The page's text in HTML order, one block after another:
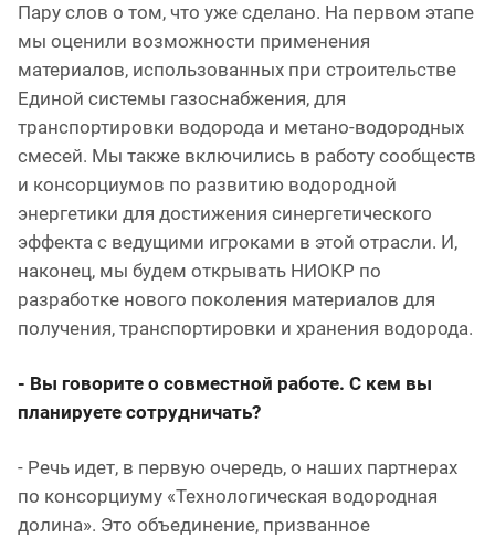
Пару слов о том, что уже сделано. На первом этапе
мы оценили возможности применения
материалов, использованных при строительстве
Единой системы газоснабжения, для
транспортировки водорода и метано-водородных
смесей. Мы также включились в работу сообществ
и консорциумов по развитию водородной
энергетики для достижения синергетического
эффекта с ведущими игроками в этой отрасли. И,
наконец, мы будем открывать НИОКР по
разработке нового поколения материалов для
получения, транспортировки и хранения водорода.
- Вы говорите о совместной работе. С кем вы
планируете сотрудничать?
- Речь идет, в первую очередь, о наших партнерах
по консорциуму «Технологическая водородная
долина». Это объединение, призванное